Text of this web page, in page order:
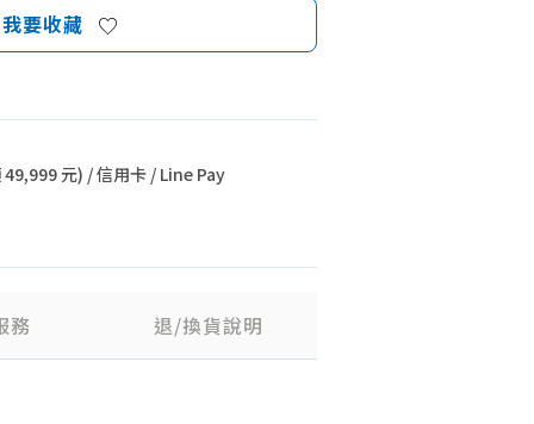
我要收藏
元) / 信用卡 / Line Pay
務 退/換貨說明